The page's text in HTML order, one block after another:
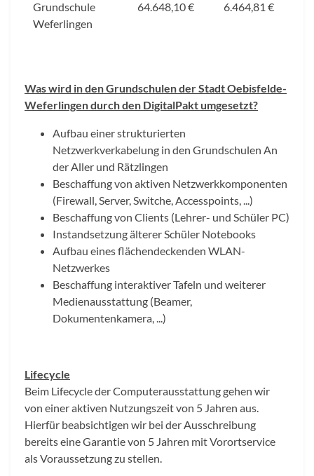
Grundschule
Weferlingen
64.648,10 € 6.464,81 €
Was wird in den Grundschulen der Stadt Oebisfelde-
Weferlingen durch den DigitalPakt umgesetzt?
Aufbau einer strukturierten
Netzwerkverkabelung in den Grundschulen An
der Aller und Rätzlingen
Beschaffung von aktiven Netzwerkkomponenten
(Firewall, Server, Switche, Accesspoints, ...)
Beschaffung von Clients (Lehrer- und Schüler PC)
Instandsetzung älterer Schüler Notebooks
Aufbau eines flächendeckenden WLAN-
Netzwerkes
Beschaffung interaktiver Tafeln und weiterer
Medienausstattung (Beamer,
Dokumentenkamera, ...)
Lifecycle
Beim Lifecycle der Computerausstattung gehen wir
von einer aktiven Nutzungszeit von 5 Jahren aus.
Hierfür beabsichtigen wir bei der Ausschreibung
bereits eine Garantie von 5 Jahren mit Vorortservice
als Voraussetzung zu stellen.